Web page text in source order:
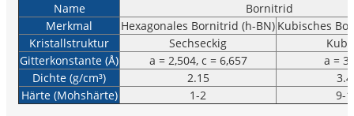
Name
Bornitrid
Merkmal
Hexagonales Bornitrid (h-BN) Kubisches
Kristallstruktur
Sechseckig
Gitterkonstante (Å)
a = 2,504, c = 6,657
a =
Dichte (g/cm³)
2.15
Härte (Mohshärte)
1-2 9-